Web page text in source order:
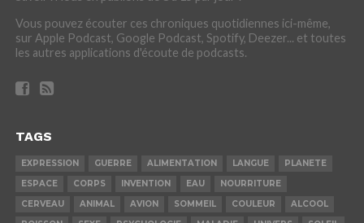
Vous pouvez écouter ces chroniques quotidiennes ici-même,
sur Apple Podcast, Google Podcast, Spotify, Deezer... et toutes
les autres applications d'écoute de podcasts.
TAGS
EXPRESSION GUERRE ALIMENTATION LANGUE
PLANETE
ESPACE
CORPS INVENTION EAU
NOURRITURE
CERVEAU
ANIMAL AVION SOMMEIL COULEUR
ALCOOL